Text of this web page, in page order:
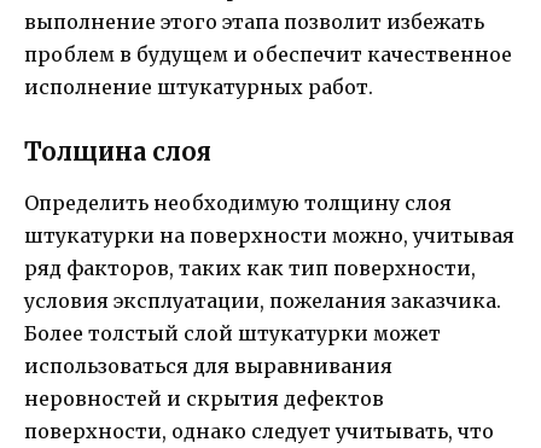
выполнение этого этапа позволит избежать
проблем в будущем и обеспечит качественное
исполнение штукатурных работ.
Толщина слоя
Определить необходимую толщину слоя
штукатурки на поверхности можно, учитывая
ряд факторов, таких как тип поверхности,
условия эксплуатации, пожелания заказчика.
Более толстый слой штукатурки может
использоваться для выравнивания
неровностей и скрытия дефектов
поверхности, однако следует учитывать, что